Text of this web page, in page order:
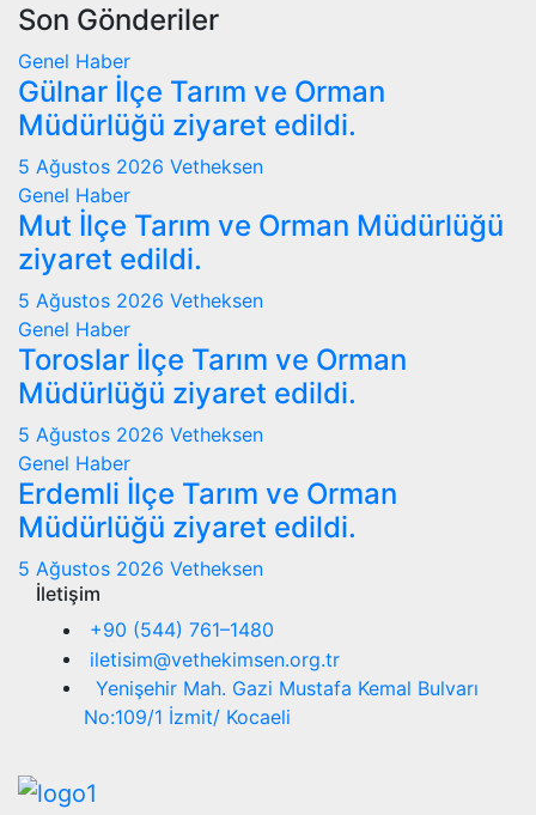
Son Gönderiler
Genel Haber
Gülnar İlçe Tarım ve Orman
Müdürlüğü ziyaret edildi.
5 Ağustos 2026 Vetheksen
Genel Haber
Mut İlçe Tarım ve Orman Müdürlüğü
ziyaret edildi.
5 Ağustos 2026 Vetheksen
Genel Haber
Toroslar İlçe Tarım ve Orman
Müdürlüğü ziyaret edildi.
5 Ağustos 2026 Vetheksen
Genel Haber
Erdemli İlçe Tarım ve Orman
Müdürlüğü ziyaret edildi.
5 Ağustos 2026 Vetheksen
İletişim
+90 (544) 761–1480
iletisim@vethekimsen.org.tr
Yenişehir Mah. Gazi Mustafa Kemal Bulvarı
No:109/1 İzmit/ Kocaeli